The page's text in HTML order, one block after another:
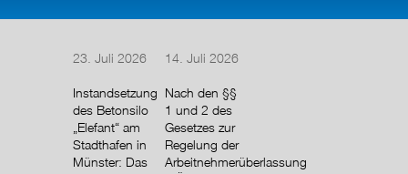
23. Juli 2026
Instandsetzung
des Betonsilo
„Elefant“ am
Stadthafen in
Münster: Das
14. Juli 2026
Nach den §§
1 und 2 des
Gesetzes zur
Regelung der
Arbeitnehmerüberlassung